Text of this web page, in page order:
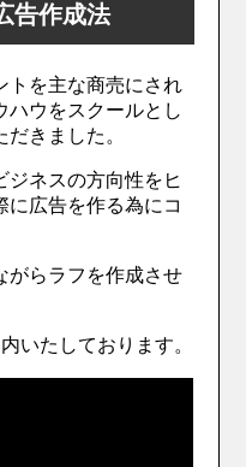
告作成法
トを主な商売にされ
ハウをスクールとし
きました。
ジネスの方向性をヒ
に広告を作る為にコ
がらラフを作成させ
いたしております。